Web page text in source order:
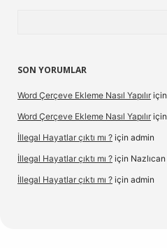
SON YORUMLAR
Word Çerçeve Ekleme Nasıl Yapılır için
Word Çerçeve Ekleme Nasıl Yapılır için
İllegal Hayatlar çıktı mı ? için admin
İllegal Hayatlar çıktı mı ? için Nazlıcan
İllegal Hayatlar çıktı mı ? için admin